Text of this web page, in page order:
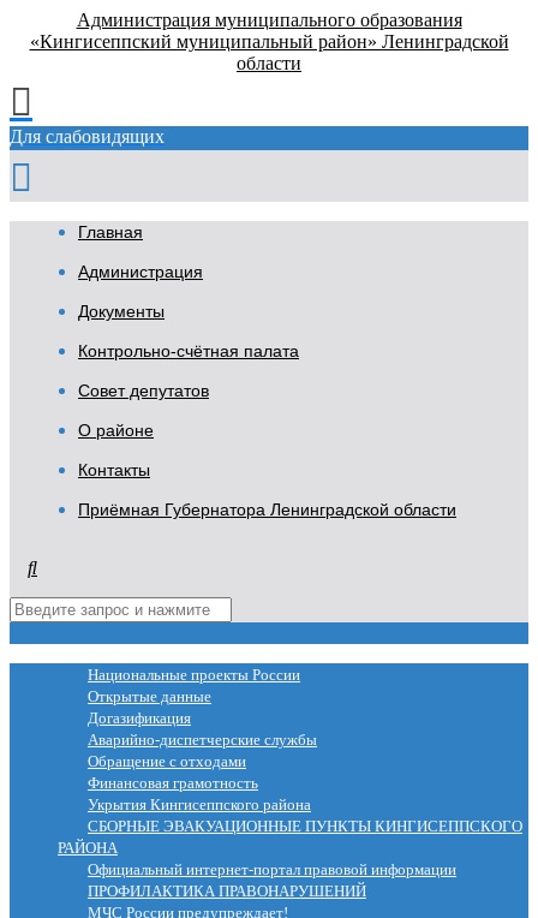
Администрация муниципального образования
«Кингисеппский муниципальный район» Ленинградской
области
Для слабовидящих
Главная
Администрация
Документы
Контрольно-счётная палата
Совет депутатов
О районе
Контакты
Приёмная Губернатора Ленинградской области
Национальные проекты России
Открытые данные
Догазификация
Аварийно-диспетчерские службы
Обращение с отходами
Финансовая грамотность
Укрытия Кингисеппского района
СБОРНЫЕ ЭВАКУАЦИОННЫЕ ПУНКТЫ КИНГИСЕППСКОГО
РАЙОНА
Официальный интернет-портал правовой информации
ПРОФИЛАКТИКА ПРАВОНАРУШЕНИЙ
МЧС России предупреждает!